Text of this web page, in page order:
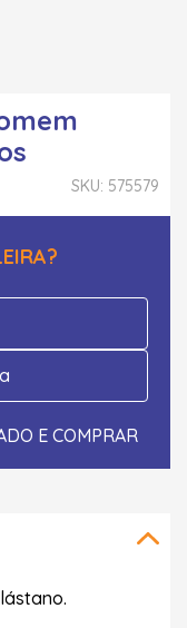
SKU: 575579
E COMPRAR